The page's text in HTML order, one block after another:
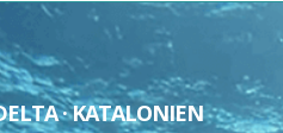
· KATALONIEN